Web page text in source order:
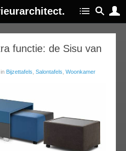
functie: de Sisu van
in Bijzettafels Salontafels Woonkamer